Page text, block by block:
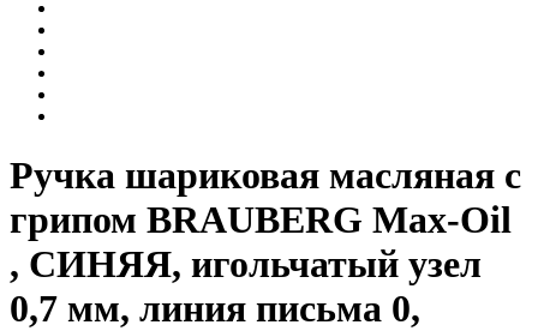
Ручка шариковая масляная с
грипом BRAUBERG Max-Oil
, СИНЯЯ, игольчатый узел
0,7 мм, линия письма 0,